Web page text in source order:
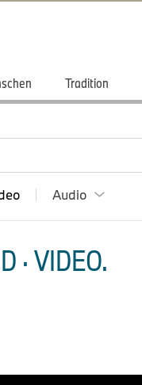
Tradition
Audio
· VIDEO.